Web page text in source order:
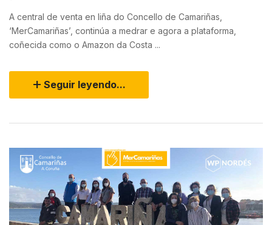
A central de venta en liña do Concello de Camariñas,
‘MerCamariñas’, continúa a medrar e agora a plataforma,
coñecida como o Amazon da Costa ...
Seguir leyendo...